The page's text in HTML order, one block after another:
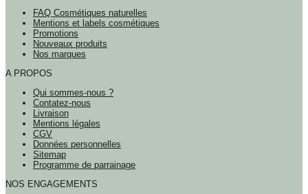
FAQ Cosmétiques naturelles
Mentions et labels cosmétiques
Promotions
Nouveaux produits
Nos marques
A PROPOS
Qui sommes-nous ?
Contatez-nous
Livraison
Mentions légales
CGV
Données personnelles
Sitemap
Programme de parrainage
NOS ENGAGEMENTS